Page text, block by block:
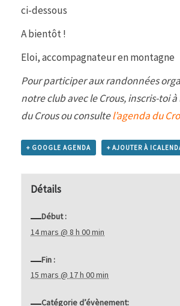
ci-dessous
A bientôt !
Eloi, accompagnateur en montagne
Pour participer aux randonnées
notre club avec le Crous, inscris-toi
du Crous ou consultel’agenda du
+ GOOGLE AGENDA + AJOUTER À
Détails
Début :
14 mars @ 8 h 00 min
Fin :
15 mars @ 17 h 00 min
Catégorie d’évènement: